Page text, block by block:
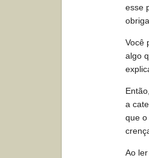
esse
Você
algo
a
que o
Ao